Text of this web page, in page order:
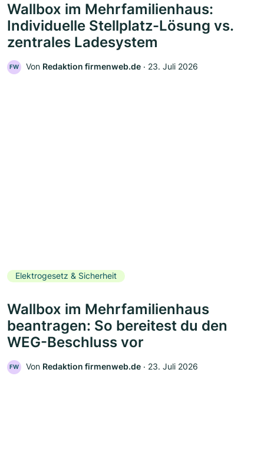
Wallbox im Mehrfamilienhaus:
Individuelle Stellplatz-Lösung vs.
zentrales Ladesystem
FW Von Redaktion firmenweb.de ‧ 23. Juli 2026
Elektrogesetz & Sicherheit
Wallbox im Mehrfamilienhaus
beantragen: So bereitest du den
WEG-Beschluss vor
FW Von Redaktion firmenweb.de ‧ 23. Juli 2026